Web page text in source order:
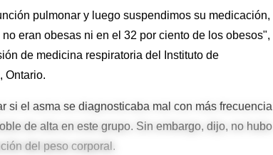
pulmonar y luego suspendimos su medicación,
eran obesas ni en el 32 por ciento de los obesos",
de medicina respiratoria del Instituto de
Ontario.
si el asma se diagnosticaba mal con más frecuencia
de alta en este grupo. Sin embargo, dijo, no hubo
del peso corporal.